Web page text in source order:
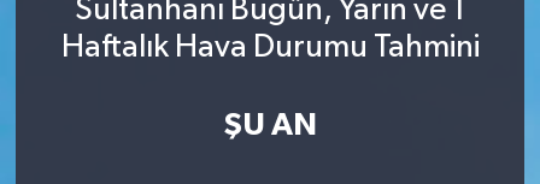
Sultanhanı Bugün, Yarın ve 1
Haftalık Hava Durumu Tahmini
ŞU AN